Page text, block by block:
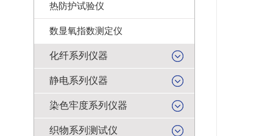
热防护试验仪
数显氧指数测定仪
化纤系列仪器
静电系列仪器
染色牢度系列仪器
织物系列测试仪